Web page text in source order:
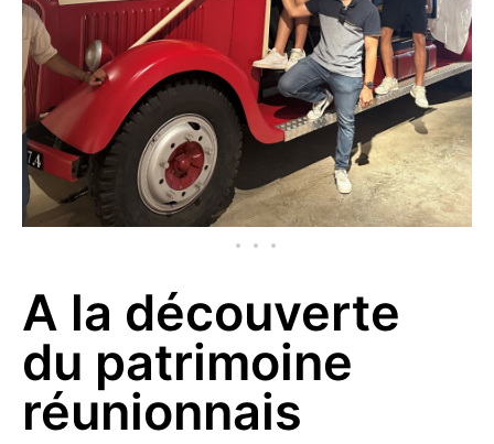
A la découverte
du patrimoine
réunionnais